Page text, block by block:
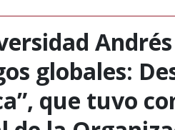
globales:
que tuvo